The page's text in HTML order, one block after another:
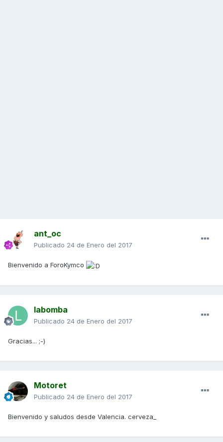
ant_oc
Publicado 24 de Enero del 2017
Bienvenido a ForoKymco
labomba
Publicado 24 de Enero del 2017
Gracias... ;-)
Motoret
Publicado 24 de Enero del 2017
Bienvenido y saludos desde Valencia. cerveza_